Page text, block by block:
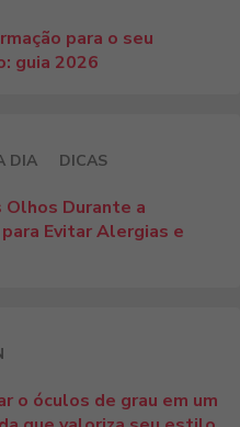
para o seu
guia 2026
DIA DICAS
Olhos Durante a
Evitar Alergias e
o óculos de grau em um